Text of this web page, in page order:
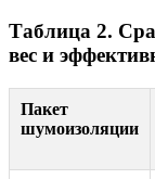
Таблица 2.
вес и
Пакет
шумоизоляции